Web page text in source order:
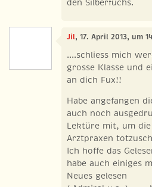
den Silberfuchs.
Jil, 17. April 2013, um
....schliess mich
grosse Klasse und
an dich Fux!!
Habe angefangen
auch noch
Lektüre mit, um
Arztpraxen
Ich hoffe das
habe auch einiges
Neues gelesen